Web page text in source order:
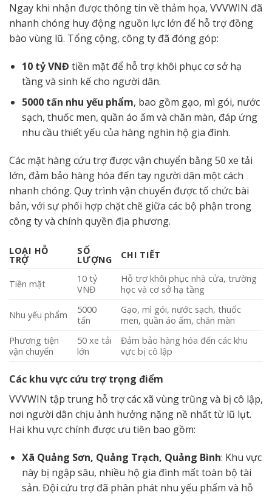
Ngay khi nhận được thông tin về thảm họa, VVVWIN đã
nhanh chóng huy động nguồn lực lớn để hỗ trợ đồng
bào vùng lũ. Tổng cộng, công ty đã đóng góp:
10 tỷ VNĐ tiền mặt để hỗ trợ khôi phục cơ sở hạ
tầng và sinh kế cho người dân.
5000 tấn nhu yếu phẩm, bao gồm gạo, mì gói, nước
sạch, thuốc men, quần áo ấm và chăn màn, đáp ứng
nhu cầu thiết yếu của hàng nghìn hộ gia đình.
Các mặt hàng cứu trợ được vận chuyển bằng 50 xe tải
lớn, đảm bảo hàng hóa đến tay người dân một cách
nhanh chóng. Quy trình vận chuyển được tổ chức bài
bản, với sự phối hợp chặt chẽ giữa các bộ phận trong
công ty và chính quyền địa phương.
LOẠI HỖ
TRỢ
SỐ
LƯỢNG CHI TIẾT
Tiền mặt
10 tỷ
VNĐ
Hỗ trợ khôi phục nhà cửa, trường
học và cơ sở hạ tầng
Nhu yếu phẩm
5000
tấn
Gạo, mì gói, nước sạch, thuốc
men, quần áo ấm, chăn màn
Phương tiện
vận chuyển
50 xe tải
lớn
Đảm bảo hàng hóa đến các khu
vực bị cô lập
Các khu vực cứu trợ trọng điểm
VVVWIN tập trung hỗ trợ các xã vùng trũng và bị cô lập,
nơi người dân chịu ảnh hưởng nặng nề nhất từ lũ lụt.
Hai khu vực chính được ưu tiên bao gồm:
Xã Quảng Sơn, Quảng Trạch, Quảng Bình: Khu vực
này bị ngập sâu, nhiều hộ gia đình mất toàn bộ tài
sản. Đội cứu trợ đã phân phát nhu yếu phẩm và hỗ